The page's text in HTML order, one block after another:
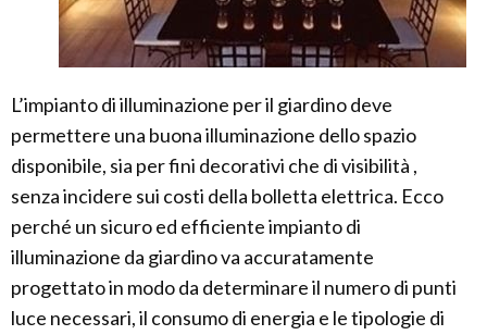
L’impianto di illuminazione per il giardino deve
permettere una buona illuminazione dello spazio
disponibile, sia per fini decorativi che di visibilità ,
senza incidere sui costi della bolletta elettrica. Ecco
perché un sicuro ed efficiente impianto di
illuminazione da giardino va accuratamente
progettato in modo da determinare il numero di punti
luce necessari, il consumo di energia e le tipologie di